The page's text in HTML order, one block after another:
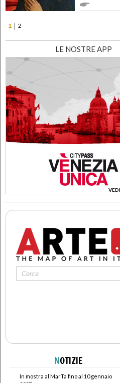
1 2
LE NOSTRE APP
>
NOTIZIE
In mostra al MarTa fino al 10 gennaio